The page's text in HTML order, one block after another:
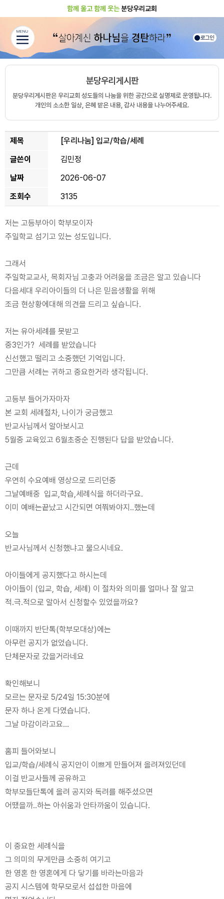
함께 울고 함께 웃는분당우리교회
로그인
MENU
분당우리게시판
분당우리게시판은 우리교회 성도들의 나눔을 위한 공간으로 실명제로 운영됩니다.
개인의 소소한 일상, 은혜 받은 내용, 감사 내용을 나누어주세요.
제목 [우리나눔] 입교/학습/세례
글쓴이
김민정
날짜
2026-06-07
조회수
3135
저는 고등부아이 학부모이자
주일학교 섬기고 있는 성도입니다.
그래서
주일학교교사, 목회자님 고충과 어려움을 조금은 알고 있습니다
다음세대 우리아이들의 더 나은 믿음생활을 위해
조금 현상황에대해 의견을 드리고 싶습니다.
저는 유아세례를 못받고
중3인가? 세례를 받았습니다
신선했고 떨리고 소중했던 기억입니다.
그만큼 서례는 귀하고 중요한거라 생각됩니다.
고등부 들어가자마자
본 교회 세례절차, 나이가 궁금했고
반교사님께서 알아보시고
5월중 교육있고 6월초중순 진행된다 답을 받았습니다.
근데
우연히 수요예배 영상으로 드리던중
그날예배중 입교,학습,세례식을 하더라구요.
이미 예배는끝났고 시간되면 여쭤봐야지..했는데
오늘
반교사님께서 신청했냐고 물으시네요.
아이들에게 공지했다고 하시는데
아이들이 (입교, 학습, 세례) 이 절차와 의미를 얼마나 잘 알고
적.극.적으로 알아서 신청할수 있었을까요?
이때까지 반단톡(학부모대상)에는
아무런 공지가 없었습니다.
단체문자로 갔을거라네요
확인해보니
모르는 문자로 5/24일 15:30분에
문자 하나 온게 다였습니다.
그날 마감이라고요...
홈피 들어와보니
입교/학습/세례식 공지안이 이쁘게 만들어져 올려져있던데
이걸 반교사들께 공유하고
학부모들단톡에 올려 공지와 독려를 해주셨으면
어땠을까..하는 아쉬움과 안타까움이 있습니다.
이 중요한 세례식을
그 의미의 무게만큼 소중히 여기고
한 영혼 한 영혼에게 다 닿기를 바라는마음과
공지 시스템에 학무모로서 섭섭한 마음에